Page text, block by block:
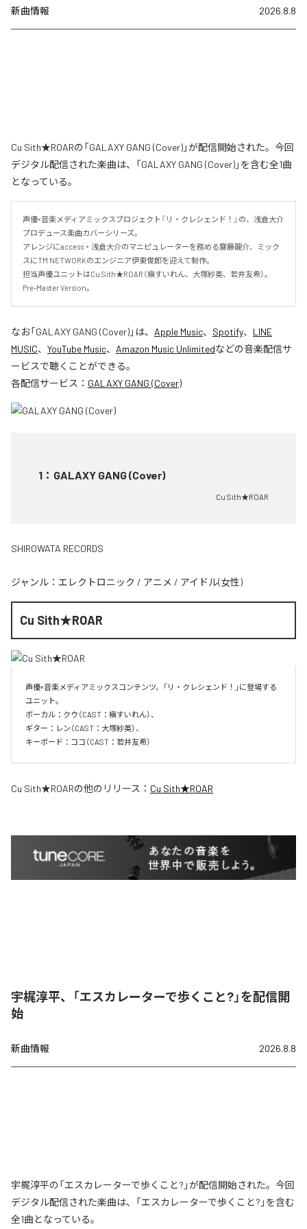
新曲情報 2026.8.8
Cu Sith★ROARの「GALAXY GANG (Cover)」が配信開始された。今回
デジタル配信された楽曲は、「GALAXY GANG (Cover)」を含む全1曲
となっている。
声優×音楽メディアミックスプロジェクト『リ・クレシェンド！』の、浅倉大介
プロデュース楽曲カバーシリーズ。
アレンジにaccess・浅倉大介のマニピュレーターを務める齋藤龍介、ミック
スにTM NETWORKのエンジニア伊東俊郎を迎えて制作。
担当声優ユニットはCu Sith★ROAR（槇すいれん、大塚紗英、若井友希）。
Pre-Master Version。
なお「GALAXY GANG (Cover)」は、 Apple Music、 Spotify、 LINE
MUSIC、 YouTube Music、 Amazon Music Unlimitedなどの音楽配信サ
ービスで聴くことができる。
各配信サービス： GALAXY GANG (Cover)
1 ： GALAXY GANG (Cover)
Cu Sith★ROAR
SHIROWATA RECORDS
ジャンル： エレクトロニック / アニメ / アイドル(女性)
Cu Sith★ROAR
声優×音楽メディアミックスコンテンツ、「リ・クレシェンド！」に登場する
ユニット。
ボーカル：クウ（CAST：槇すいれん）、
ギター：レン（CAST：大塚紗英）、
キーボード：ココ（CAST：若井友希）
Cu Sith★ROARの他のリリース： Cu Sith★ROAR
宇梶淳平、「エスカレーターで歩くこと?」を配信開
始
新曲情報 2026.8.8
宇梶淳平の「エスカレーターで歩くこと?」が配信開始された。今回
デジタル配信された楽曲は、「エスカレーターで歩くこと?」を含む
全1曲となっている。